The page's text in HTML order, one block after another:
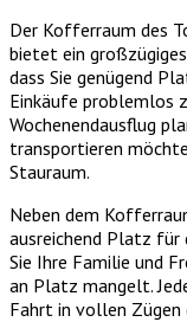
Der Kofferraum des
bietet ein
dass Sie genügend
Einkäufe problemlos
Wochenendausflug
transportieren
Stauraum.
Neben dem
ausreichend Platz für
Sie Ihre Familie und
an Platz mangelt.
Fahrt in vollen Zügen